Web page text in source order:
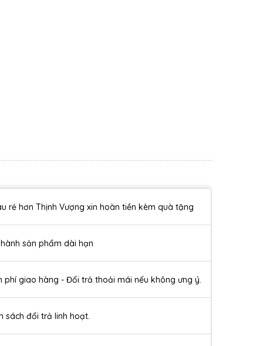
rẻ hơn Thịnh Vượng xin hoàn tiền kèm quà tặng
sản phẩm dài hạn
phí giao hàng - Đổi trả thoải mái nếu không ưng ý.
sách đổi trả linh hoạt.